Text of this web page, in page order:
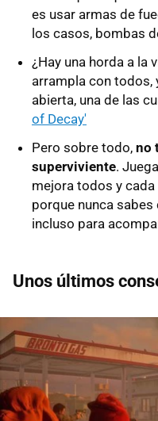
es usar armas de
los casos, bombas
¿Hay una horda a la
arrampla con todos,
abierta, una de las
of Decay'
Pero sobre todo, no
superviviente.
mejora todos y
porque nunca sabes
incluso para
Unos últimos